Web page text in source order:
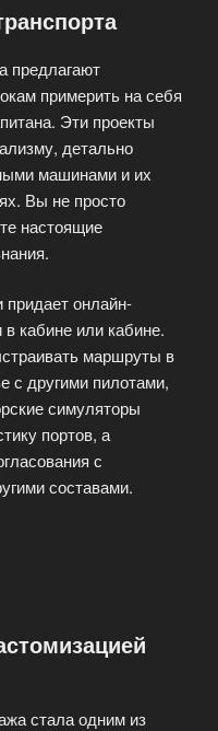
предлагают
примерить на себя
Эти проекты
детально
машинами и их
Вы не просто
настоящие
онлайн-
кабине или кабине.
маршруты в
с другими пилотами,
симуляторы
портов, а
с
составами.
стала одним из